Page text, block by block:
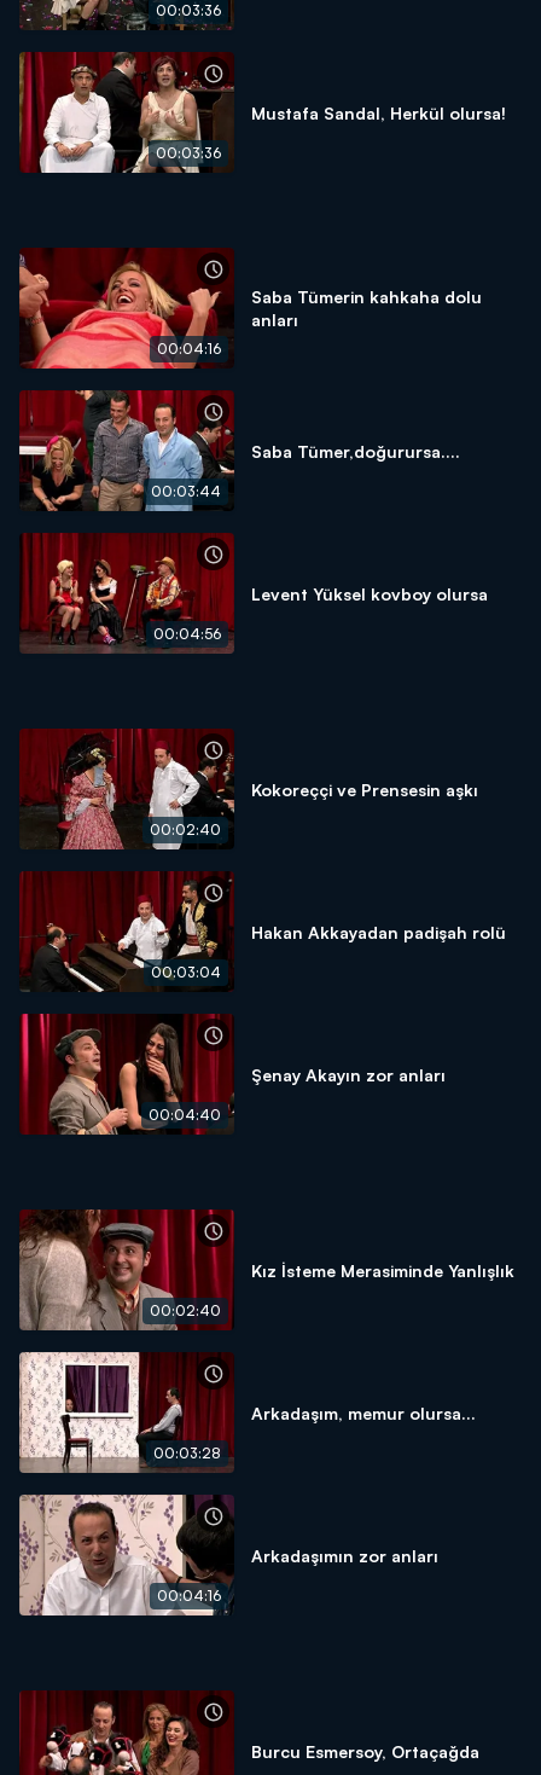
00:03:36
00:03:36
Mustafa Sandal, Herkül olursa!
00:04:16
Saba Tümerin kahkaha dolu
anları
00:03:44
Saba Tümer,doğurursa....
00:04:56
Levent Yüksel kovboy olursa
00:02:40
Kokoreççi ve Prensesin aşkı
00:03:04
Hakan Akkayadan padişah rolü
00:04:40
Şenay Akayın zor anları
00:02:40
Kız İsteme Merasiminde Yanlışlık
00:03:28
Arkadaşım, memur olursa...
00:04:16
Arkadaşımın zor anları
Burcu Esmersoy, Ortaçağda